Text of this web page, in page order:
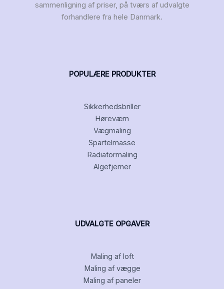
sammenligning af priser, på tværs af udvalgte
forhandlere fra hele Danmark.
POPULÆRE PRODUKTER
Sikkerhedsbriller
Høreværn
Vægmaling
Spartelmasse
Radiatormaling
Algefjerner
UDVALGTE OPGAVER
Maling af loft
Maling af vægge
Maling af paneler